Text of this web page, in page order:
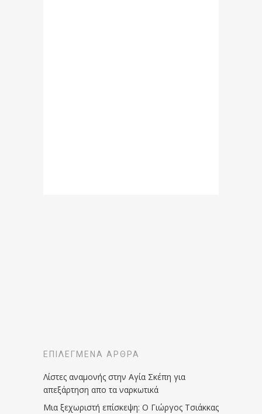
ΕΠΙΛΕΓΜΈΝΑ ΆΡΘΡΑ
Λίστες αναμονής στην Αγία Σκέπη για
απεξάρτηση απο τα ναρκωτικά
Μια ξεχωριστή επίσκεψη: Ο Γιώργος Τσιάκκας